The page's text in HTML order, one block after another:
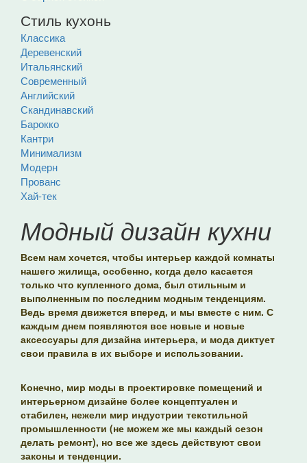
Стиль кухонь
Классика
Деревенский
Итальянский
Современный
Английский
Скандинавский
Барокко
Кантри
Минимализм
Модерн
Прованс
Хай-тек
Модный дизайн кухни
Всем нам хочется, чтобы интерьер каждой комнаты
нашего жилища, особенно, когда дело касается
только что купленного дома, был стильным и
выполненным по последним модным тенденциям.
Ведь время движется вперед, и мы вместе с ним. С
каждым днем появляются все новые и новые
аксессуары для дизайна интерьера, и мода диктует
свои правила в их выборе и использовании.
Конечно, мир моды в проектировке помещений и
интерьерном дизайне более концептуален и
стабилен, нежели мир индустрии текстильной
промышленности (не можем же мы каждый сезон
делать ремонт), но все же здесь действуют свои
законы и тенденции.